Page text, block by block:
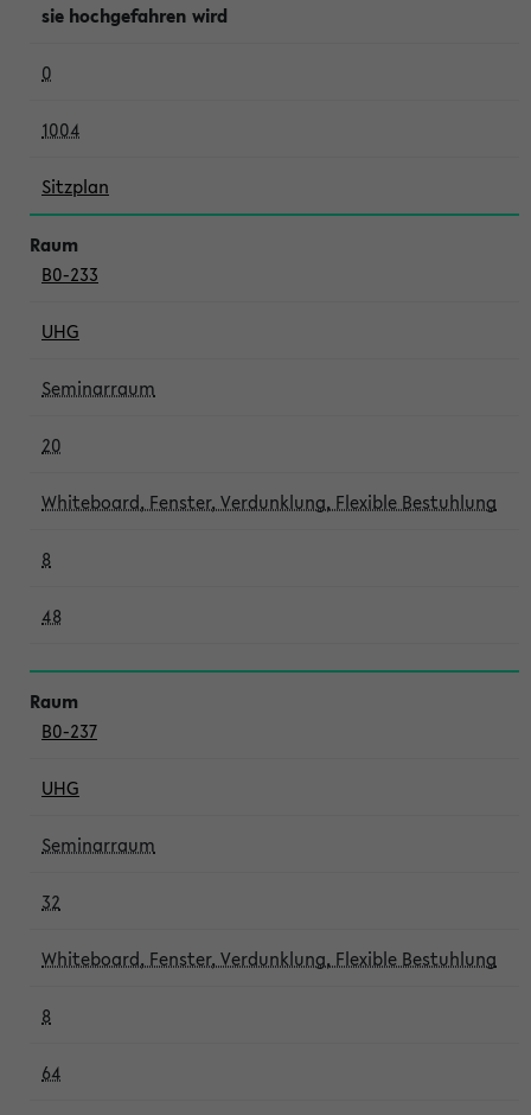
sie hochgefahren wird
0
1004
Sitzplan
B0-233
UHG
Seminarraum
20
Whiteboard, Fenster, Verdunklung, Flexible Bestuhlung
8
48
B0-237
UHG
Seminarraum
32
Whiteboard, Fenster, Verdunklung, Flexible Bestuhlung
8
64